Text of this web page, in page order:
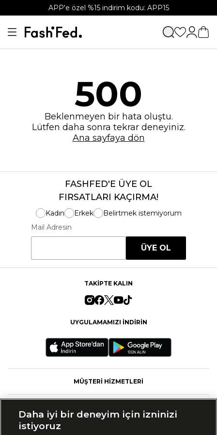
APP'e özel %15 indirim kodu: APP15
500
Beklenmeyen bir hata oluştu.
Lütfen daha sonra tekrar deneyiniz.
Ana sayfaya dön
FASHFED'E ÜYE OL
FIRSATLARI KAÇIRMA!
Kadın Erkek
Belirtmek istemiyorum
Mail Adresin
ÜYE OL
TAKİPTE KALIN
UYGULAMAMIZI İNDİRİN
MÜŞTERİ HİZMETLERİ
Daha iyi bir deneyim için izninizi
istiyoruz